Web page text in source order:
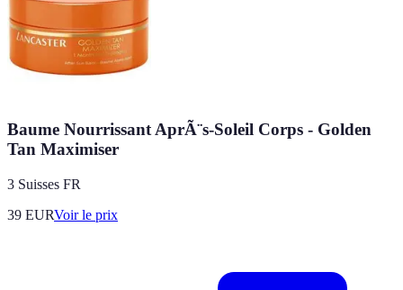
Baume Nourrissant AprÃ¨s-Soleil Corps - Golden
Tan Maximiser
3 Suisses FR
39 EURVoir le prix